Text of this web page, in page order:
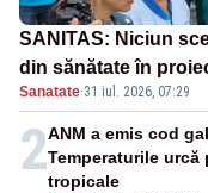
SANITAS: Niciun
din sănătate în
Sanatate·31 iul. 2026, 07:29
2ANM a emis cod
Temperaturile urcă
tropicale